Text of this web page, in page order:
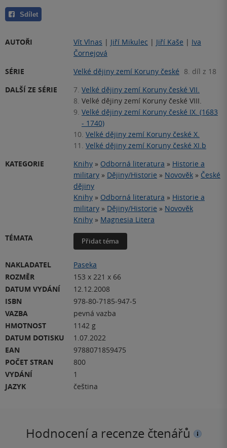
Sdílet
AUTOŘI Vít Vlnas | Jiří Mikulec | Jiří Kaše | Iva
Čornejová
SÉRIE
Velké dějiny zemí Koruny české 8. díl z 18
DALŠÍ ZE SÉRIE
7. Velké dějiny zemí Koruny české VII.
8. Velké dějiny zemí Koruny české VIII.
9. Velké dějiny zemí Koruny české IX. (1683
- 1740)
10. Velké dějiny zemí Koruny české X.
11. Velké dějiny zemí Koruny české XI.b
KATEGORIE
Knihy » Odborná literatura » Historie a
military » Dějiny/Historie » Novověk » České
dějiny
Knihy » Odborná literatura » Historie a
military » Dějiny/Historie » Novověk
Knihy » Magnesia Litera
TÉMATA
Přidat téma
NAKLADATEL
Paseka
ROZMĚR
153 x 221 x 66
DATUM VYDÁNÍ
12.12.2008
ISBN
978-80-7185-947-5
VAZBA
pevná vazba
HMOTNOST
1142 g
DATUM DOTISKU
1.07.2022
EAN
9788071859475
POČET STRAN
800
VYDÁNÍ
1
JAZYK
čeština
Hodnocení a recenze čtenářů